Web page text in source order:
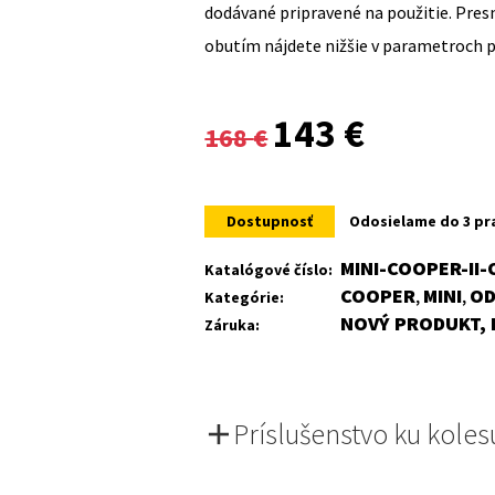
dodávané pripravené na použitie.
obutím nájdete nižšie v parametroch
168€
Original
was:
168 €.
143 €
is:
143 €.
Dostupnosť Odosielame do 3
Katalógové číslo: MINI-COOPER-
Kategórie: COOPER, MINI,
Záruka: NOVÝ
Príslušenstvo ku